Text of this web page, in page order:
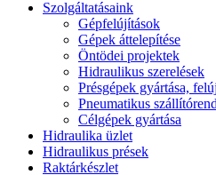
Szolgáltatásaink
Gépfelújítások
Gépek áttelepítése
Öntödei projektek
Hidraulikus szerelések
Présgépek gyártása,
Pneumatikus
Célgépek gyártása
Hidraulika üzlet
Hidraulikus prések
Raktárkészlet